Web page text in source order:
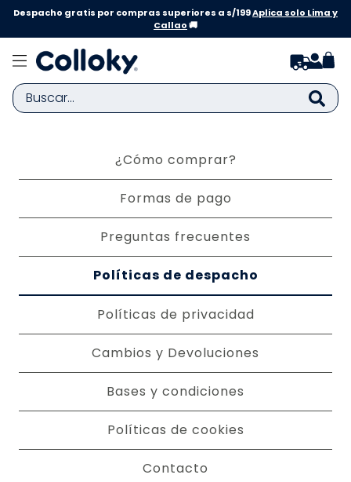
Despacho gratis por compras superiores a s/199Aplica solo Lima y
Callao🚚
¿Cómo comprar?
Formas de pago
Preguntas frecuentes
Políticas de despacho
Políticas de privacidad
Cambios y Devoluciones
Bases y condiciones
Políticas de cookies
Contacto